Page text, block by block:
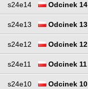
s24e14 Odcinek 14
s24e13 Odcinek 13
s24e12 Odcinek 12
s24e11 Odcinek 11
s24e10 Odcinek 10